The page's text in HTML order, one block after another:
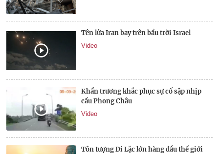
Tên lửa Iran bay trên bầu trời Israel
Video
Khẩn trương khắc phục sự cố sập nhịp
cầu Phong Châu
Video
Tôn tượng Di Lặc lớn hàng đầu thế giới